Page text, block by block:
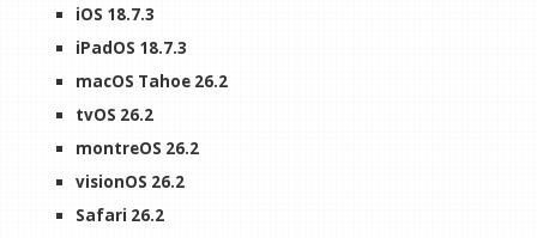
iOS 18.7.3
iPadOS 18.7.3
macOS Tahoe 26.2
tvOS 26.2
montreOS 26.2
visionOS 26.2
Safari 26.2